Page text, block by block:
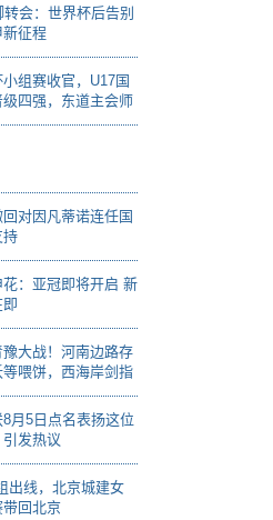
会：世界杯后告别
新征程
组赛收官，U17国
四强，东道主会师
对因凡蒂诺连任国
持
：亚冠即将开启 新
大战！河南边路存
喂饼，西海岸剑指
月5日点名表扬这位
发热议
出线，北京城建女
带回北京